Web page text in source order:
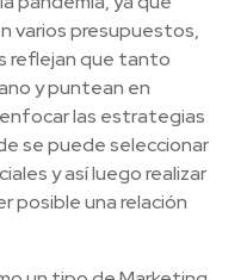
varios presupuestos,
reflejan que tanto
y puntean en
las estrategias
se puede seleccionar
y así luego realizar
posible una relación